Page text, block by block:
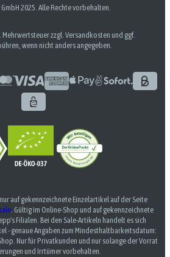
2025. Alle Rechte vorbehalten.
zzgl. Versandkosten und ggf.
wenn nicht anders angegeben.
auf gekennzeichnete Einzelartikel auf der Seite
. Gültig im Online-Shop und auf gekennzeichnete
Filialen. Bei den Sale-Artikeln handelt es sich
- genaue Angaben zum Mindesthaltbarkeitsdatum:
Nur für Privatkunden und nur solange der Vorrat
und Irrtümer vorbehalten.